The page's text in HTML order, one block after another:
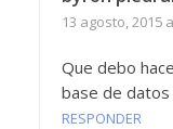
13 agosto, 2015
Que debo
base de datos
RESPONDER